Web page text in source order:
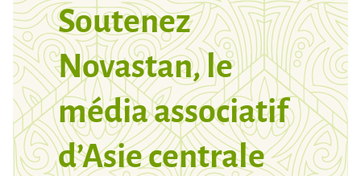
Soutenez
Novastan, le
média associatif
d’Asie centrale